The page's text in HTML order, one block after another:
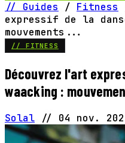
// Guides / Fitness
expressif de la
mouvements...
// FITNESS
Découvrez l'art
waacking :
Solal // 04 nov.